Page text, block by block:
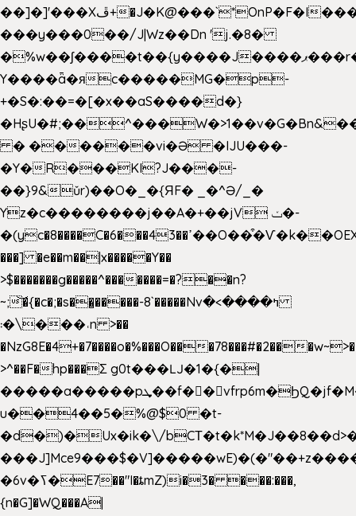
��]�]'���Xڦ+�J�K@���`*OnP�F�I�����n����ˎ���E>���%
���y���0��/J|Wz��Dn 'j.�8�
�%w��ʃ����t��{y����J����ޕ���r��d�$e҅b�e����
Y����ǟ�яc�����MG�p-
+�S�:��=�[�x��aS����d�}
� ������vi�Ə �IJU���-
�Y�R���KI?J���-
��}9&ǔr)��O�_�{ЯF� _�^Ə/_�
Yz�c��������j��A�+��jV ݖ�-
�(yc�8����C�6���43��ߴ��O��͒�Ѵ�k��OEX�2�,�)�t��@���aw����;�׷o�_��2�sy��.�=W�n��߃�{4��ߑ��i�8V6v4W�9��s���g�
���] �e��m��|x�����Y��
>$�������g�����^�������=�?��n?
~;͝�{�c�;�s��̺�����-8`�����Nvߤ����>�
��\�܃�˓n >��
�NzG8E�4+�7����o�%���O���78���#�2��
>^��F�hp���Σ g0t���Ǉ�1�{�|
�����a�����pܜ��f��vfrp6m�ϦQ�jf�M����J:�x��-?
u��4��5�%@$0 �t-
�d�)�Ux�ik�\/
���J]Mce9���$�V]�����wE)�(�"��+z���
�6v�ߖ�E7��"I�ȶmZ)i�3� ���:���,
{n�G]�WQ���A|